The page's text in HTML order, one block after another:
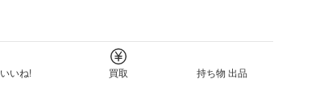
いいね! 買取 持ち物 出品